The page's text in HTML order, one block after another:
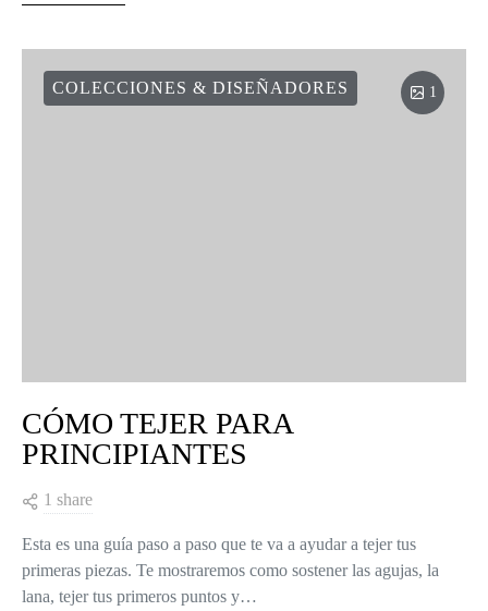
COLECCIONES & DISEÑADORES 1
CÓMO TEJER PARA
PRINCIPIANTES
1 share
Esta es una guía paso a paso que te va a ayudar a tejer tus
primeras piezas. Te mostraremos como sostener las agujas, la
lana, tejer tus primeros puntos y…